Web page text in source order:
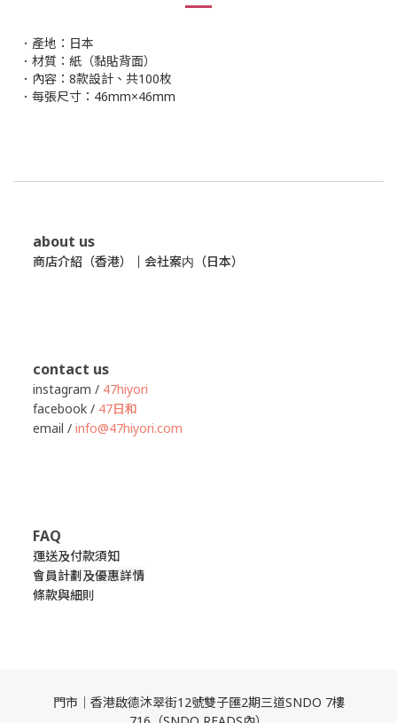
．產地：日本
．材質：紙（黏貼背面）
．內容：8款設計、共100枚
．每張尺寸：46mm×46mm
about us
商店介紹（香港） 会社案内（日本）
contact us
instagram / 47hiyori
facebook / 47日和
email / info@47hiyori.com
FAQ
運送及付款須知
會員計劃及優惠詳情
條款與細則
門市｜香港啟德沐翠街12號雙子匯2期三道SNDO 7樓